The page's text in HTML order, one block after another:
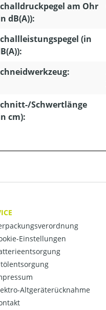
am Ohr
dB(A)):
(in
Schwertlänge
cm):
Einstellungen
Altgeräterücknahme